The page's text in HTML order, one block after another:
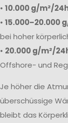
• 10.000 g/m²/
• 15.000–20.000
bei hoher
• 20.000 g/m²/
Offshore- und
Je höher die
überschüssige
bleibt das